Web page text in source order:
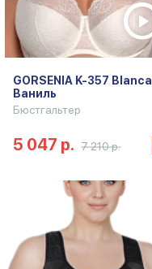
GORSENIA K-357 Blanca
Ваниль
Бюстгальтер
5 047 р. 7 210 р.